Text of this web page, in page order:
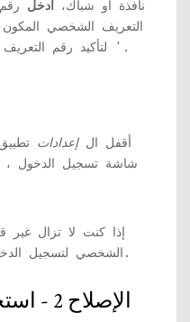
نافذة او شباك، أدخل رقم
التعريف الشخصي
لتأكيد رقم '.
أقفل الإعدادات
شاشة تسجيل الدخول ،
إذا كنت لا تزال غير
الشخصي لتسجيل الدخول ، فانتقل إلى الإصلاح التالي.
الإصلاح 2 - استخدام محرر التسجيل